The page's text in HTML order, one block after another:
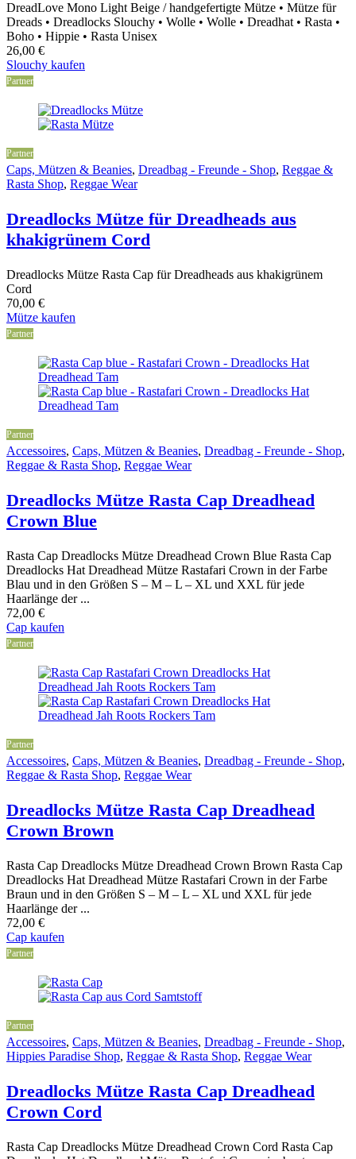
DreadLove Mono Light Beige / handgefertigte Mütze • Mütze für
Dreads • Dreadlocks Slouchy • Wolle • Wolle • Dreadhat • Rasta •
Boho • Hippie • Rasta Unisex
26,00 €
Slouchy kaufen
Partner
Partner
Caps, Mützen & Beanies, Dreadbag - Freunde - Shop, Reggae &
Rasta Shop, Reggae Wear
Dreadlocks Mütze für Dreadheads aus
khakigrünem Cord
Dreadlocks Mütze Rasta Cap für Dreadheads aus khakigrünem
Cord
70,00 €
Mütze kaufen
Partner
Partner
Accessoires, Caps, Mützen & Beanies, Dreadbag - Freunde - Shop,
Reggae & Rasta Shop, Reggae Wear
Dreadlocks Mütze Rasta Cap Dreadhead
Crown Blue
Rasta Cap Dreadlocks Mütze Dreadhead Crown Blue Rasta Cap
Dreadlocks Hat Dreadhead Mütze Rastafari Crown in der Farbe
Blau und in den Größen S – M – L – XL und XXL für jede
Haarlänge der ...
72,00 €
Cap kaufen
Partner
Partner
Accessoires, Caps, Mützen & Beanies, Dreadbag - Freunde - Shop,
Reggae & Rasta Shop, Reggae Wear
Dreadlocks Mütze Rasta Cap Dreadhead
Crown Brown
Rasta Cap Dreadlocks Mütze Dreadhead Crown Brown Rasta Cap
Dreadlocks Hat Dreadhead Mütze Rastafari Crown in der Farbe
Braun und in den Größen S – M – L – XL und XXL für jede
Haarlänge der ...
72,00 €
Cap kaufen
Partner
Partner
Accessoires, Caps, Mützen & Beanies, Dreadbag - Freunde - Shop,
Hippies Paradise Shop, Reggae & Rasta Shop, Reggae Wear
Dreadlocks Mütze Rasta Cap Dreadhead
Crown Cord
Rasta Cap Dreadlocks Mütze Dreadhead Crown Cord Rasta Cap